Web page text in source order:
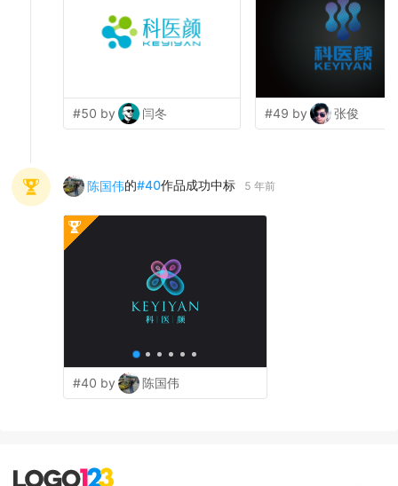
#50 by 闫冬 #49 by 张俊
陈国伟的#40作品成功中标 5 年前
#40 by 陈国伟